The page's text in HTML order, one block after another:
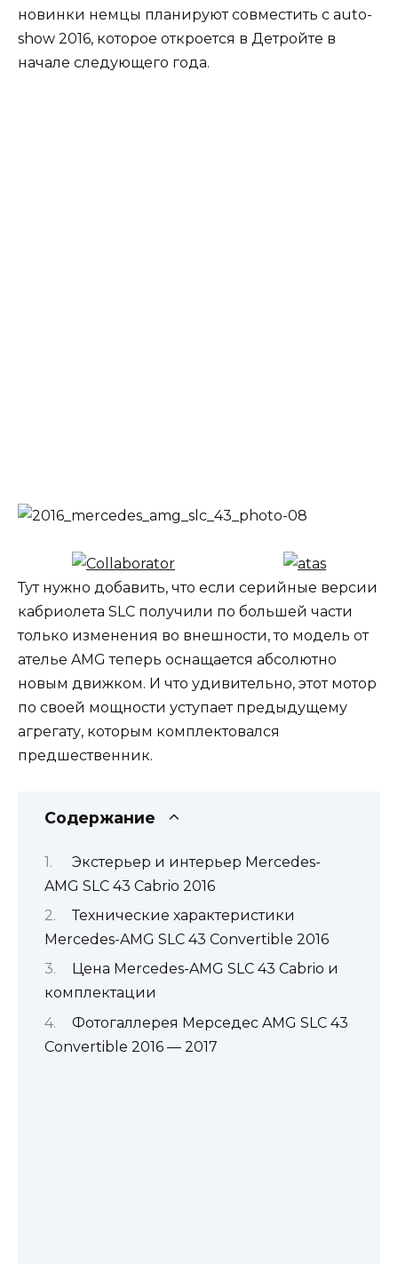
новинки немцы планируют совместить с auto-
show 2016, которое откроется в Детройте в
начале следующего года.
Тут нужно добавить, что если серийные версии
кабриолета SLC получили по большей части
только изменения во внешности, то модель от
ателье AMG теперь оснащается абсолютно
новым движком. И что удивительно, этот мотор
по своей мощности уступает предыдущему
агрегату, которым комплектовался
предшественник.
Содержание
Экстерьер и интерьер Mercedes-
AMG SLC 43 Cabrio 2016
Технические характеристики
Mercedes-AMG SLC 43 Convertible 2016
Цена Mercedes-AMG SLC 43 Cabrio и
комплектации
Фотогаллерея Мерседес AMG SLC 43
Convertible 2016 — 2017